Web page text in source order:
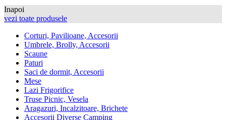
Inapoi
vezi toate produsele
Corturi, Pavilioane, Accesorii
Umbrele, Brolly, Accesorii
Scaune
Paturi
Saci de dormit, Accesorii
Mese
Lazi Frigorifice
Truse Picnic, Vesela
Aragazuri, Incalzitoare, Brichete
Accesorii Diverse Camping